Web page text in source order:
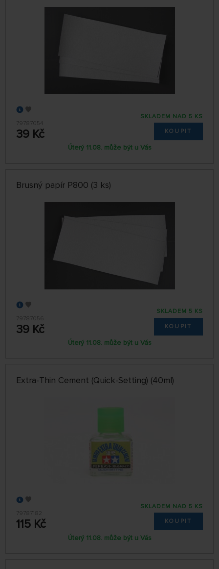
79787054
39 Kč
SKLADEM NAD 5 KS
KOUPIT
Úterý 11.08. může být u Vás
Brusný papír P800 (3 ks)
79787056
39 Kč
SKLADEM 5 KS
KOUPIT
Úterý 11.08. může být u Vás
Extra-Thin Cement (Quick-Setting) (40ml)
79787182
115 Kč
SKLADEM NAD 5 KS
KOUPIT
Úterý 11.08. může být u Vás